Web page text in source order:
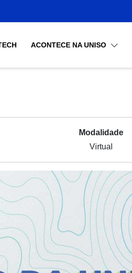
ACONTECE NA UNISO
Modalidade
Virtual